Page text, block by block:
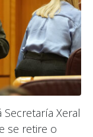
Xeral
se retire o